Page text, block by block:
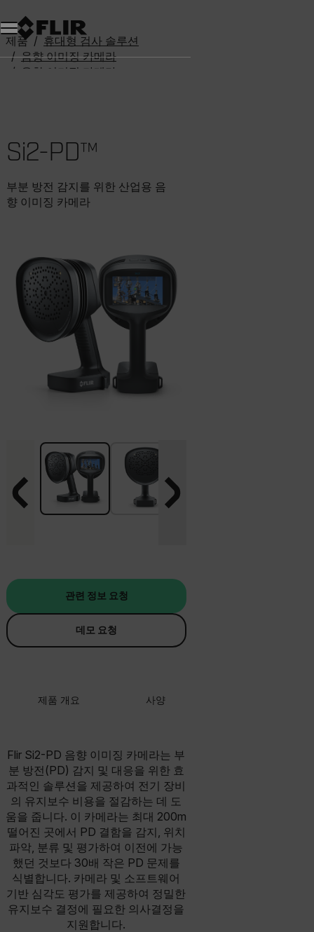
제품
휴대형 검사 솔루션
음향 이미징 카메라
음향 이미징 카메라
Si2-PD™
부분 방전 감지를 위한 산업용 음
향 이미징 카메라
관련 정보 요청
데모 요청
제품 개요 사양
Flir Si2-PD 음향 이미징 카메라는 부
분 방전(PD) 감지 및 대응을 위한 효
과적인 솔루션을 제공하여 전기 장비
의 유지보수 비용을 절감하는 데 도
움을 줍니다. 이 카메라는 최대 200m
떨어진 곳에서 PD 결함을 감지, 위치
파악, 분류 및 평가하여 이전에 가능
했던 것보다 30배 작은 PD 문제를
식별합니다. 카메라 및 소프트웨어
기반 심각도 평가를 제공하여 정밀한
유지보수 결정에 필요한 의사결정을
지원합니다.